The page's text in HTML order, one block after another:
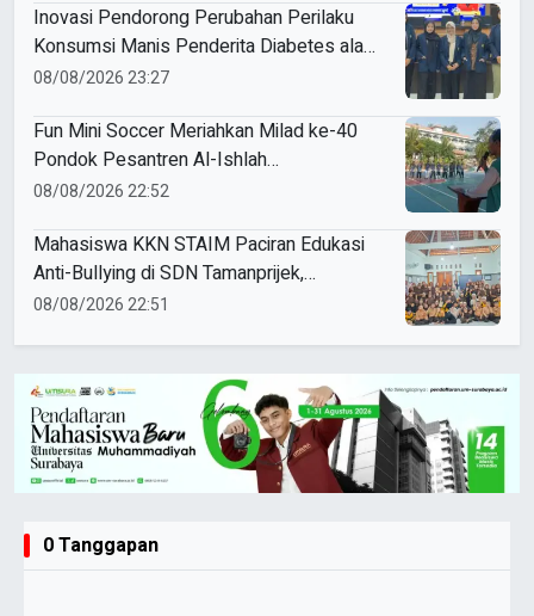
Inovasi Pendorong Perubahan Perilaku
Konsumsi Manis Penderita Diabetes ala
Mahasiswa Unesa
08/08/2026 23:27
Fun Mini Soccer Meriahkan Milad ke-40
Pondok Pesantren Al-Ishlah
Sendangagung
08/08/2026 22:52
Mahasiswa KKN STAIM Paciran Edukasi
Anti-Bullying di SDN Tamanprijek,
Tanamkan Empati Sejak Dini
08/08/2026 22:51
0 Tanggapan